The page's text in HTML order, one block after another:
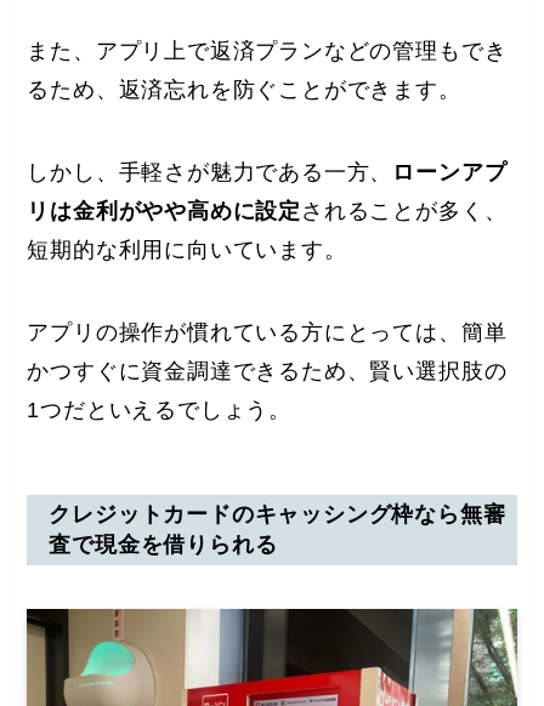
また、アプリ上で返済プランなどの管理もでき
るため、返済忘れを防ぐことができます。
しかし、手軽さが魅力である一方、
ローンアプ
リは金利がやや高めに設定 されることが多く、
短期的な利用に向いています。
アプリの操作が慣れている方にとっては、簡単
かつすぐに資金調達できるため、賢い選択肢の
1つだといえるでしょう。
クレジットカードのキャッシング枠なら無審
査で現金を借りられる